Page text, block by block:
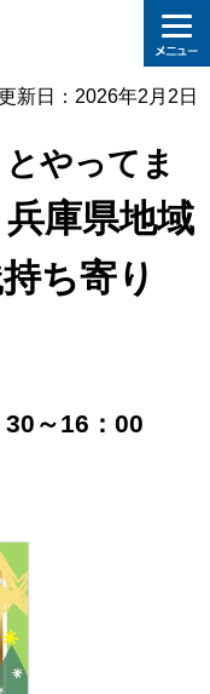
新日：2026年2月2日
やってま
兵庫県地域
ち寄り
～16：00